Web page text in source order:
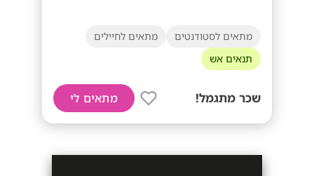
מתאים לסטודנטים
מתאים לחיילים
תנאים אש
שכר מתגמל! מתאים לי